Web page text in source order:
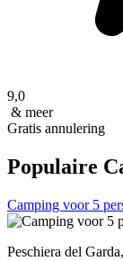
9,0
& meer
Gratis annulering
Populaire
Camping voor 5
Peschiera del